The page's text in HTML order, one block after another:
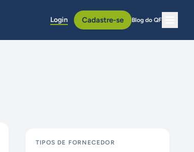
Login Cadastre-se Blog do QF
TIPOS DE FORNECEDOR